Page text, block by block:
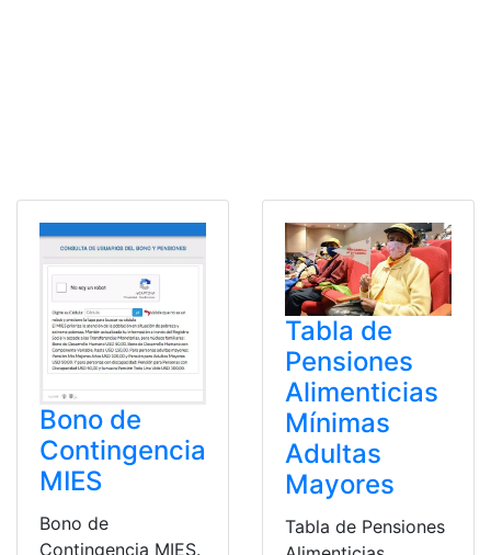
Bono de
Contingencia
MIES
Bono de
Contingencia MIES.
Tabla de
Pensiones
Alimenticias
Mínimas
Adultas
Mayores
Tabla de Pensiones